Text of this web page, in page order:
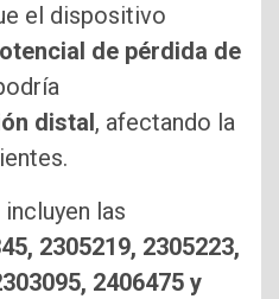
el dispositivo
de pérdida de
distal , afectando la
incluyen las
2305219, 2305223,
2406475 y